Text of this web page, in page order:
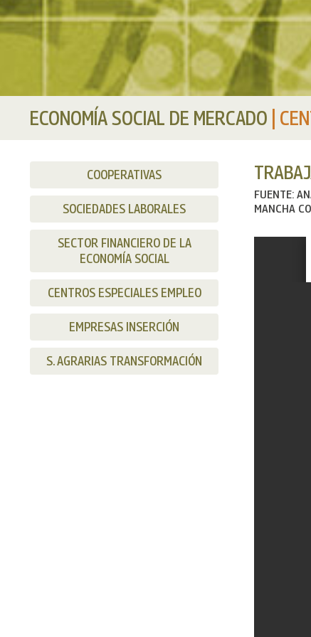
ECONOMÍA SOCIAL DE MERCADO
COOPERATIVAS
SOCIEDADES LABORALES
SECTOR FINANCIERO DE LA
ECONOMÍA SOCIAL
CENTROS ESPECIALES EMPLEO
EMPRESAS INSERCIÓN
S. AGRARIAS TRANSFORMACIÓN
FUENTE:
MANCHA